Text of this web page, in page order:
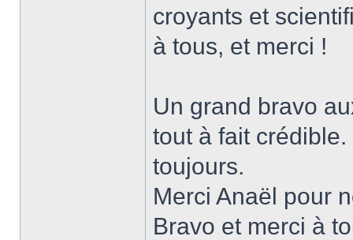
croyants et
à tous, et merci !
Un grand bravo
tout à fait
toujours.
Merci Anaël pour
Bravo et merci à